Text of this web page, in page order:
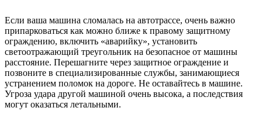
Если ваша машина сломалась на автотрассе, очень важно
припарковаться как можно ближе к правому защитному
ограждению, включить «аварийку», установить
светоотражающий треугольник на безопасное от машины
расстояние. Перешагните через защитное ограждение и
позвоните в специализированные службы, занимающиеся
устранением поломок на дороге. Не оставайтесь в машине.
Угроза удара другой машиной очень высока, а последствия
могут оказаться летальными.